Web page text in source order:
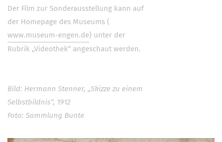
Der Film zur Sonderausstellung kann auf
der Homepage des Museums (
www.museum-engen.de) unter der
Rubrik „Videothek“ angeschaut werden.
Bild: Hermann Stenner, „Skizze zu einem
Selbstbildnis“, 1912
Foto: Sammlung Bunte